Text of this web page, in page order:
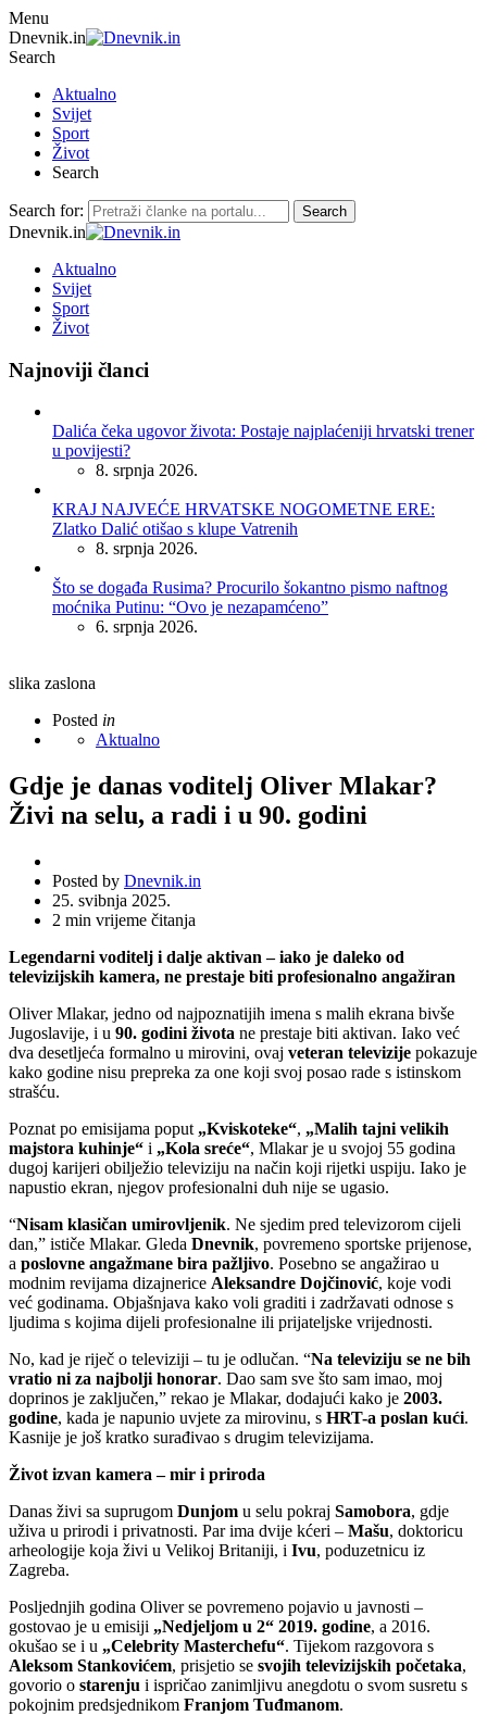
Menu
Dnevnik.in
Search
Aktualno
Svijet
Sport
Život
Search
Search for: Search
Dnevnik.in
Aktualno
Svijet
Sport
Život
Najnoviji članci
Dalića čeka ugovor života: Postaje najplaćeniji hrvatski trener
u povijesti?
8. srpnja 2026.
KRAJ NAJVEĆE HRVATSKE NOGOMETNE ERE:
Zlatko Dalić otišao s klupe Vatrenih
8. srpnja 2026.
Što se događa Rusima? Procurilo šokantno pismo naftnog
moćnika Putinu: “Ovo je nezapamćeno”
6. srpnja 2026.
slika zaslona
Posted in
Aktualno
Gdje je danas voditelj Oliver Mlakar?
Živi na selu, a radi i u 90. godini
Posted by Dnevnik.in
25. svibnja 2025.
2 min vrijeme čitanja
Legendarni voditelj i dalje aktivan – iako je daleko od
televizijskih kamera, ne prestaje biti profesionalno angažiran
Oliver Mlakar, jedno od najpoznatijih imena s malih ekrana bivše
Jugoslavije, i u 90. godini života ne prestaje biti aktivan. Iako već
dva desetljeća formalno u mirovini, ovaj veteran televizije pokazuje
kako godine nisu prepreka za one koji svoj posao rade s istinskom
strašću.
Poznat po emisijama poput „Kviskoteke“, „Malih tajni velikih
majstora kuhinje“ i „Kola sreće“, Mlakar je u svojoj 55 godina
dugoj karijeri obilježio televiziju na način koji rijetki uspiju. Iako je
napustio ekran, njegov profesionalni duh nije se ugasio.
“Nisam klasičan umirovljenik. Ne sjedim pred televizorom cijeli
dan,” ističe Mlakar. Gleda Dnevnik, povremeno sportske prijenose,
a poslovne angažmane bira pažljivo. Posebno se angažirao u
modnim revijama dizajnerice Aleksandre Dojčinović, koje vodi
već godinama. Objašnjava kako voli graditi i zadržavati odnose s
ljudima s kojima dijeli profesionalne ili prijateljske vrijednosti.
No, kad je riječ o televiziji – tu je odlučan. “Na televiziju se ne bih
vratio ni za najbolji honorar. Dao sam sve što sam imao, moj
doprinos je zaključen,” rekao je Mlakar, dodajući kako je 2003.
godine, kada je napunio uvjete za mirovinu, s HRT-a poslan kući.
Kasnije je još kratko surađivao s drugim televizijama.
Život izvan kamera – mir i priroda
Danas živi sa suprugom Dunjom u selu pokraj Samobora, gdje
uživa u prirodi i privatnosti. Par ima dvije kćeri – Mašu, doktoricu
arheologije koja živi u Velikoj Britaniji, i Ivu, poduzetnicu iz
Zagreba.
Posljednjih godina Oliver se povremeno pojavio u javnosti –
gostovao je u emisiji „Nedjeljom u 2“ 2019. godine, a 2016.
okušao se i u „Celebrity Masterchefu“. Tijekom razgovora s
Aleksom Stankovićem, prisjetio se svojih televizijskih početaka,
govorio o starenju i ispričao zanimljivu anegdotu o svom susretu s
pokojnim predsjednikom Franjom Tuđmanom.